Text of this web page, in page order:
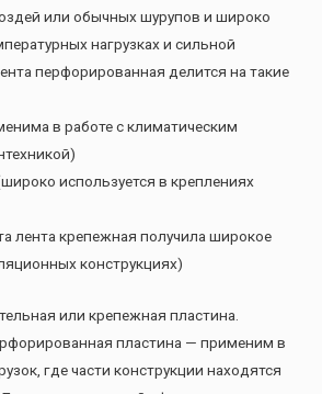
или обычных шурупов и широко
нагрузках и сильной
перфорированная делится на такие
в работе с климатическим
используется в креплениях
лента крепежная получила широкое
конструкциях)
или крепежная пластина.
пластина — применим в
где части конструкции находятся